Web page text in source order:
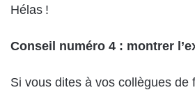
Hélas !
Conseil numéro 4 : montrer
Si vous dites à vos collègues de